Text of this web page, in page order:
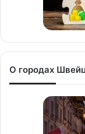
О городах